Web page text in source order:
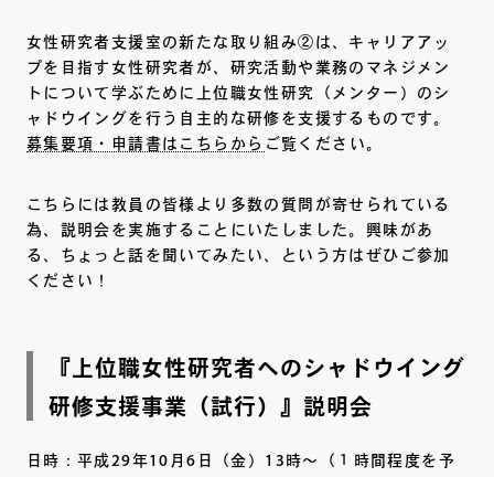
女性研究者支援室の新たな取り組み②は、キャリアアッ
プを目指す女性研究者が、研究活動や業務のマネジメン
トについて学ぶために上位職女性研究（メンター）のシ
ャドウイングを行う自主的な研修を支援するものです。
募集要項・申請書はこちらから ご覧ください。
こちらには教員の皆様より多数の質問が寄せられている
為、説明会を実施することにいたしました。興味があ
る、ちょっと話を聞いてみたい、という方はぜひご参加
ください！
『上位職女性研究者へのシャドウイング
研修支援事業（試行）』説明会
日時：平成29年10月6日（金）13時～（１時間程度を予